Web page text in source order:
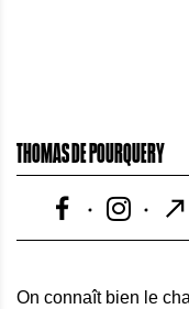
THOMAS DE POURQUERY
On connaît bien le